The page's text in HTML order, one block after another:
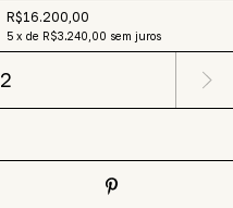
R$16.200,00
5 x de R$3.240,00 sem juros
2